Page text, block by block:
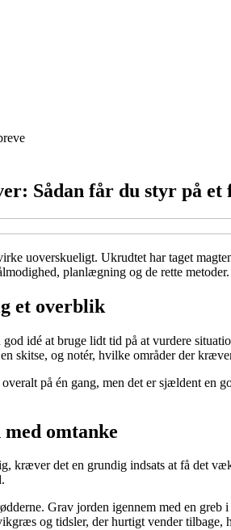
Sådan får du styr på et
uoverskueligt. Ukrudtet har taget
planlægning og de rette
et overblik
idé at bruge lidt tid på at vurdere
skitse, og notér, hvilke områder der
på én gang, men det er sjældent en
omtanke
kræver det en grundig indsats at få det
Grav jorden igennem med en
og tidsler, der hurtigt vender tilbage,